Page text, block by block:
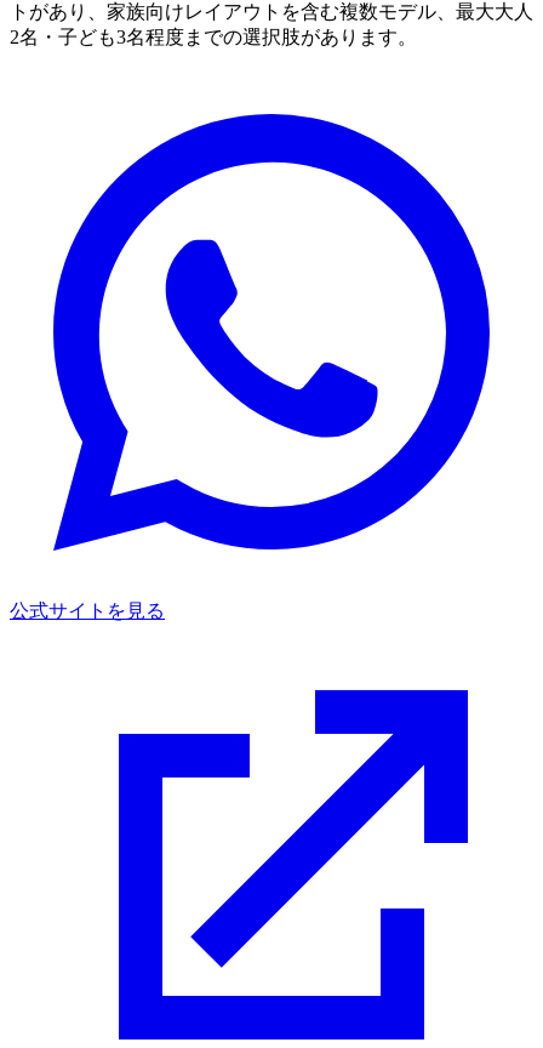
トがあり、家族向けレイアウトを含む複数モデル、最大大人
2名・子ども3名程度までの選択肢があります。
公式サイトを見る